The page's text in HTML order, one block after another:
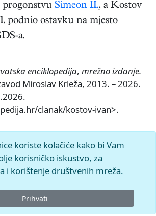
progonstvu Simeon II., a Kostov
podnio ostavku na mjesto
a.
enciklopedija, mrežno izdanje.
Miroslav Krleža, 2013. – 2026.
clanak/kostov-ivan>.
koriste kolačiće kako bi Vam
korisničko iskustvo, za
i korištenje društvenih mreža.
Prihvati
zavodMiroslav Krleža